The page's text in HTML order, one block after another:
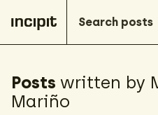
Posts written by
Mariño